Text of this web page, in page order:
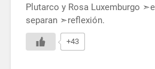
Plutarco y Rosa Luxemburgo
separan ➣reflexión.
+43